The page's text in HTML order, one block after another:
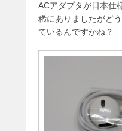
ACアダプタが日本仕
稀にありましたがど
ているんですかね？